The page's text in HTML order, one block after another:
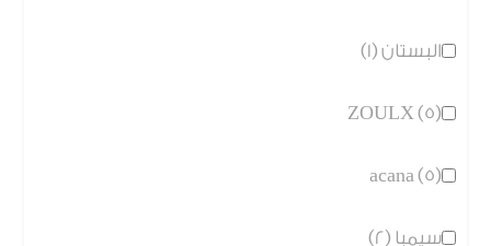
البستان (1)
ZOULX (5)
acana (5)
سيمبا (2)